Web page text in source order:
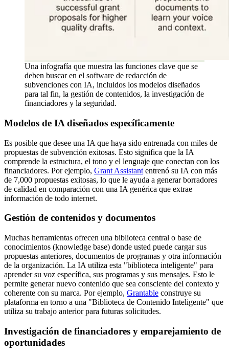
Una infografía que muestra las funciones clave que se
deben buscar en el software de redacción de
subvenciones con IA, incluidos los modelos diseñados
para tal fin, la gestión de contenidos, la investigación de
financiadores y la seguridad.
Modelos de IA diseñados específicamente
Es posible que desee una IA que haya sido entrenada con miles de
propuestas de subvención exitosas. Esto significa que la IA
comprende la estructura, el tono y el lenguaje que conectan con los
financiadores. Por ejemplo, Grant Assistant entrenó su IA con más
de 7,000 propuestas exitosas, lo que le ayuda a generar borradores
de calidad en comparación con una IA genérica que extrae
información de todo internet.
Gestión de contenidos y documentos
Muchas herramientas ofrecen una biblioteca central o base de
conocimientos (knowledge base) donde usted puede cargar sus
propuestas anteriores, documentos de programas y otra información
de la organización. La IA utiliza esta "biblioteca inteligente" para
aprender su voz específica, sus programas y sus mensajes. Esto le
permite generar nuevo contenido que sea consciente del contexto y
coherente con su marca. Por ejemplo, Grantable construye su
plataforma en torno a una "Biblioteca de Contenido Inteligente" que
utiliza su trabajo anterior para futuras solicitudes.
Investigación de financiadores y emparejamiento de
oportunidades